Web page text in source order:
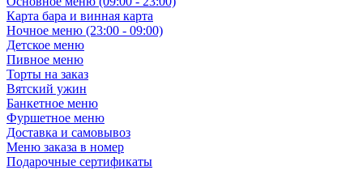
Карта бара и винная карта
Ночное меню (23:00 - 09:00)
Детское меню
Пивное меню
Торты на заказ
Вятский ужин
Банкетное меню
Фуршетное меню
Доставка и самовывоз
Меню заказа в номер
Подарочные сертификаты